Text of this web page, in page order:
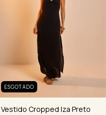
ESGOTADO
Vestido Cropped Iza Preto